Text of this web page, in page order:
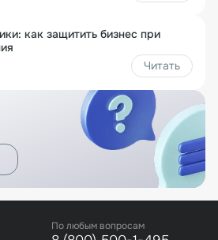
как защитить бизнес при
Читать
По любым вопросам